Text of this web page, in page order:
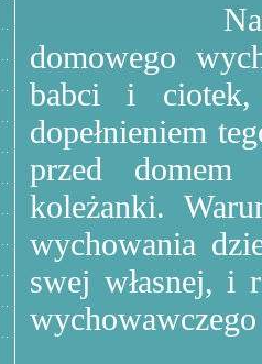
Naturalną
domowego
babci i ciotek,
dopełnieniem
przed domem
koleżanki.
wychowania
swej własnej, i